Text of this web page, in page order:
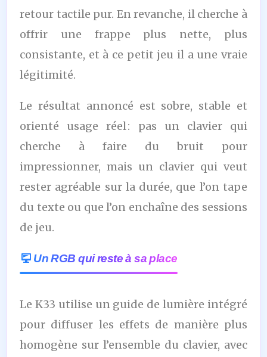
retour tactile pur. En revanche, il cherche à
offrir une frappe plus nette, plus
consistante, et à ce petit jeu il a une vraie
légitimité.
Le résultat annoncé est sobre, stable et
orienté usage réel : pas un clavier qui
cherche à faire du bruit pour
impressionner, mais un clavier qui veut
rester agréable sur la durée, que l’on tape
du texte ou que l’on enchaîne des sessions
de jeu.
Un RGB qui reste à sa place
Le K33 utilise un guide de lumière intégré
pour diffuser les effets de manière plus
homogène sur l’ensemble du clavier, avec